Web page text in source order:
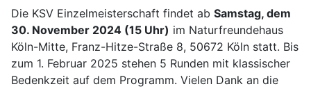
Die KSV Einzelmeisterschaft findet ab Samstag, dem
30. November 2024 (15 Uhr) im Naturfreundehaus
Köln-Mitte, Franz-Hitze-Straße 8, 50672 Köln statt. Bis
zum 1. Februar 2025 stehen 5 Runden mit klassischer
Bedenkzeit auf dem Programm. Vielen Dank an die